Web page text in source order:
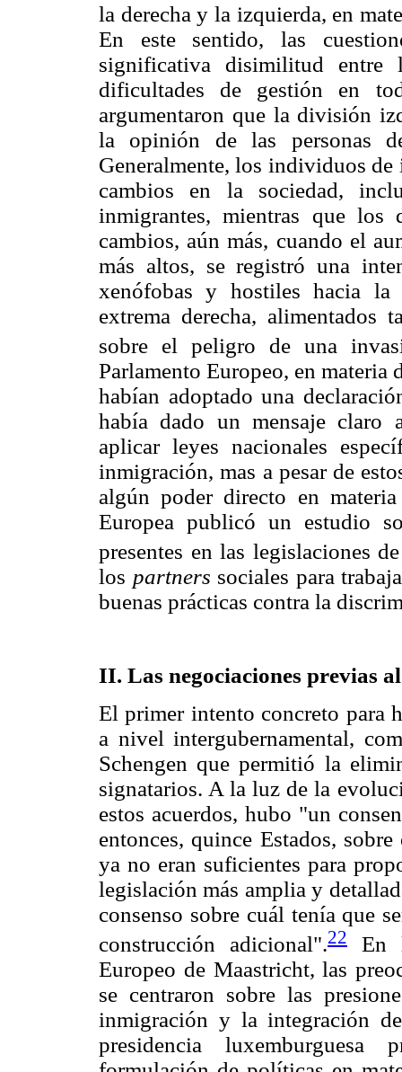
la derecha y la izquierda, en
En este sentido, las
significativa disimilitud entre
dificultades de gestión en
argumentaron que la división
la opinión de las personas
Generalmente, los individuos de
cambios en la sociedad,
inmigrantes, mientras que los
cambios, aún más, cuando el
más altos, se registró una
xenófobas y hostiles hacia
extrema derecha, alimentados
sobre el peligro de una
Parlamento Europeo, en
habían adoptado una
había dado un mensaje claro
aplicar leyes nacionales
inmigración, mas a pesar de
algún poder directo en
Europea publicó un estudio
presentes en las legislaciones
los partners sociales para
buenas prácticas contra la
II. Las negociaciones previas
El primer intento concreto para
a nivel intergubernamental,
Schengen que permitió la
signatarios. A la luz de la
estos acuerdos, hubo "un
entonces, quince Estados,
ya no eran suficientes para
legislación más amplia y
consenso sobre cuál tenía que
construcción adicional".22
En
Europeo de Maastricht, las
se centraron sobre las
inmigración y la integración
presidencia luxemburguesa